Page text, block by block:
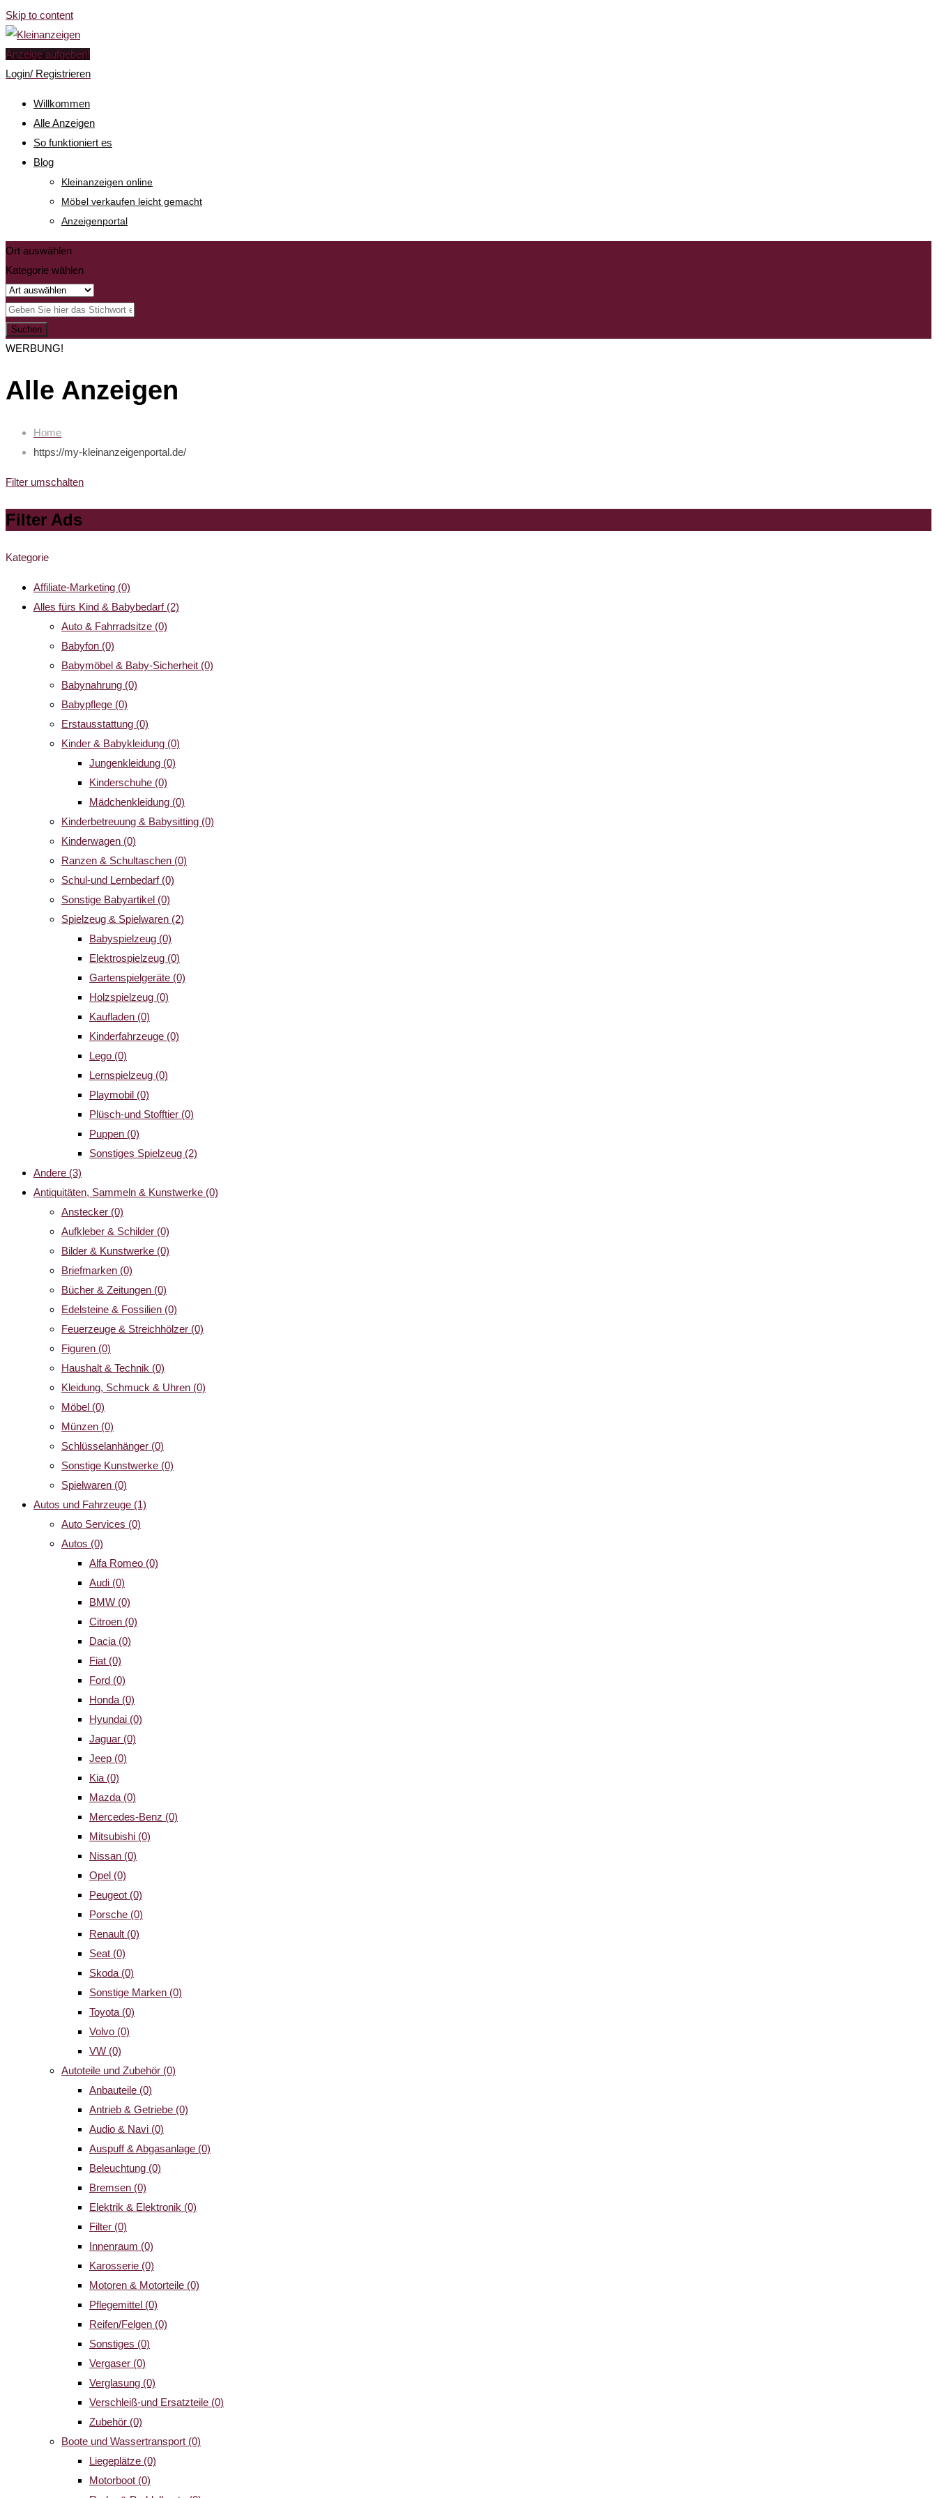
Skip to content
Anzeige aufgeben!
Login/ Registrieren
Willkommen
Alle Anzeigen
So funktioniert es
Blog
Kleinanzeigen online
Möbel verkaufen leicht gemacht
Anzeigenportal
Ort auswählen
Kategorie wählen
Suchen
WERBUNG!
Alle Anzeigen
Home
https://my-kleinanzeigenportal.de/
Filter umschalten
Filter Ads
Kategorie
Affiliate-Marketing (0)
Alles fürs Kind & Babybedarf (2)
Auto & Fahrradsitze (0)
Babyfon (0)
Babymöbel & Baby-Sicherheit (0)
Babynahrung (0)
Babypflege (0)
Erstausstattung (0)
Kinder & Babykleidung (0)
Jungenkleidung (0)
Kinderschuhe (0)
Mädchenkleidung (0)
Kinderbetreuung & Babysitting (0)
Kinderwagen (0)
Ranzen & Schultaschen (0)
Schul-und Lernbedarf (0)
Sonstige Babyartikel (0)
Spielzeug & Spielwaren (2)
Babyspielzeug (0)
Elektrospielzeug (0)
Gartenspielgeräte (0)
Holzspielzeug (0)
Kaufladen (0)
Kinderfahrzeuge (0)
Lego (0)
Lernspielzeug (0)
Playmobil (0)
Plüsch-und Stofftier (0)
Puppen (0)
Sonstiges Spielzeug (2)
Andere (3)
Antiquitäten, Sammeln & Kunstwerke (0)
Anstecker (0)
Aufkleber & Schilder (0)
Bilder & Kunstwerke (0)
Briefmarken (0)
Bücher & Zeitungen (0)
Edelsteine & Fossilien (0)
Feuerzeuge & Streichhölzer (0)
Figuren (0)
Haushalt & Technik (0)
Kleidung, Schmuck & Uhren (0)
Möbel (0)
Münzen (0)
Schlüsselanhänger (0)
Sonstige Kunstwerke (0)
Spielwaren (0)
Autos und Fahrzeuge (1)
Auto Services (0)
Autos (0)
Alfa Romeo (0)
Audi (0)
BMW (0)
Citroen (0)
Dacia (0)
Fiat (0)
Ford (0)
Honda (0)
Hyundai (0)
Jaguar (0)
Jeep (0)
Kia (0)
Mazda (0)
Mercedes-Benz (0)
Mitsubishi (0)
Nissan (0)
Opel (0)
Peugeot (0)
Porsche (0)
Renault (0)
Seat (0)
Skoda (0)
Sonstige Marken (0)
Toyota (0)
Volvo (0)
VW (0)
Autoteile und Zubehör (0)
Anbauteile (0)
Antrieb & Getriebe (0)
Audio & Navi (0)
Auspuff & Abgasanlage (0)
Beleuchtung (0)
Bremsen (0)
Elektrik & Elektronik (0)
Filter (0)
Innenraum (0)
Karosserie (0)
Motoren & Motorteile (0)
Pflegemittel (0)
Reifen/Felgen (0)
Sonstiges (0)
Vergaser (0)
Verglasung (0)
Verschleiß-und Ersatzteile (0)
Zubehör (0)
Boote und Wassertransport (0)
Liegeplätze (0)
Motorboot (0)